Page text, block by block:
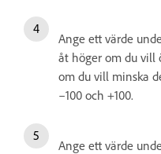
Ange ett värde
åt höger om du vill
om du vill minska
–100 och +100.
Ange ett värde